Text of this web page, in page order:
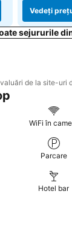
Vedeți
sejururile
de la site-uri
WiFi în
Parcare
Hotel bar